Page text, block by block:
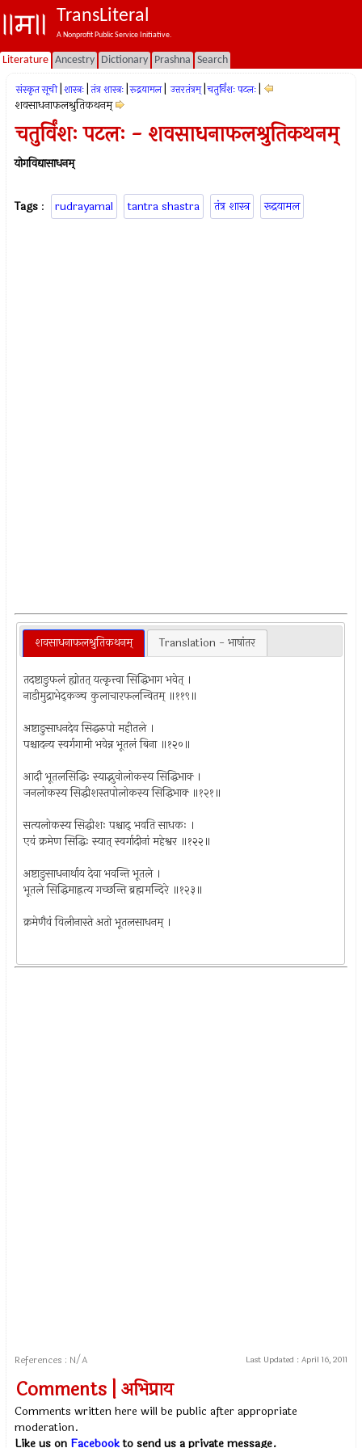
TransLiteral
A Nonprofit Public Service Initiative.
Literature Ancestry Dictionary Prashna Search
संस्कृत सूची शास्त्रः तंत्र शास्त्रः रूद्रयामल उत्तरतंत्रम् चतुर्विंशः पटलः
शवसाधनाफलश्रुतिकथनम्
चतुर्विंशः पटलः - शवसाधनाफलश्रुतिकथनम्
योगविद्यासाधनम्
Tags : rudrayamal tantra shastra तंत्र शास्त्र रूद्रयामल
शवसाधनाफलश्रुतिकथनम् Translation - भाषांतर
तदष्टाङुफलं ह्योतत् यत्कृत्त्वा सिद्धिभाग भवेत् ।
नाडीमुद्राभेद्कञ्च कुलाचारफलन्वितम् ॥११९॥
अष्टाङुसाधनदेव सिद्धरुपो महीतले ।
पश्चादन्य स्वर्गगामी भवेन्न भूतलं बिना ॥१२०॥
आदौ भूतलसिद्धिः स्याद्भुवोलोकस्य सिद्धिभाक्‍ ।
जनलोकस्य सिद्धीशस्तपोलोकस्य सिद्धिभाक्‍ ॥१२१॥
सत्यलोकस्य सिद्धीशः पश्चाद् भवति साधकः ।
एवं क्रमेण सिद्धिः स्यात् स्वर्गादीनां महेश्वर ॥१२२॥
अष्टाङुसाधनार्थाय देवा भवन्ति भूतले ।
भूतले सिद्धिमाह्रत्य गच्छन्ति ब्रह्ममन्दिरे ॥१२३॥
क्रमेणैवं विलीनास्ते अतो भूतलसाधनम् ।
References : N/A Last Updated : April 16, 2011
Comments | अभिप्राय
Comments written here will be public after appropriate
moderation.
Like us on Facebookto send us a private message.